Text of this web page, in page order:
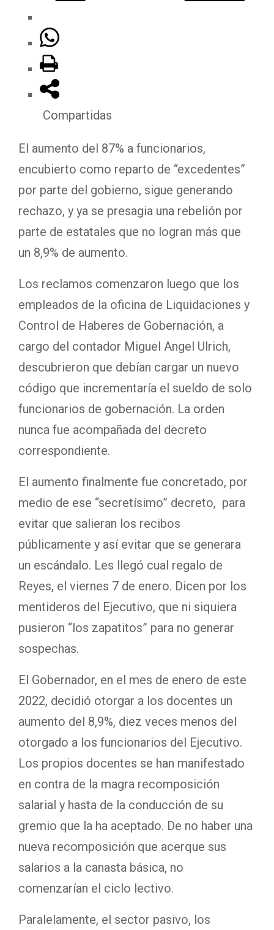
Compartidas
El aumento del 87% a funcionarios,
encubierto como reparto de “excedentes”
por parte del gobierno, sigue generando
rechazo, y ya se presagia una rebelión por
parte de estatales que no logran más que
un 8,9% de aumento.
Los reclamos comenzaron luego que los
empleados de la oficina de Liquidaciones y
Control de Haberes de Gobernación, a
cargo del contador Miguel Angel Ulrich,
descubrieron que debían cargar un nuevo
código que incrementaría el sueldo de solo
funcionarios de gobernación. La orden
nunca fue acompañada del decreto
correspondiente.
El aumento finalmente fue concretado, por
medio de ese “secretísimo” decreto, para
evitar que salieran los recibos
públicamente y así evitar que se generara
un escándalo. Les llegó cual regalo de
Reyes, el viernes 7 de enero. Dicen por los
mentideros del Ejecutivo, que ni siquiera
pusieron “los zapatitos” para no generar
sospechas.
El Gobernador, en el mes de enero de este
2022, decidió otorgar a los docentes un
aumento del 8,9%, diez veces menos del
otorgado a los funcionarios del Ejecutivo.
Los propios docentes se han manifestado
en contra de la magra recomposición
salarial y hasta de la conducción de su
gremio que la ha aceptado. De no haber una
nueva recomposición que acerque sus
salarios a la canasta básica, no
comenzarían el ciclo lectivo.
Paralelamente, el sector pasivo, los